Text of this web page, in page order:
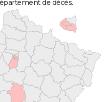
de décès.